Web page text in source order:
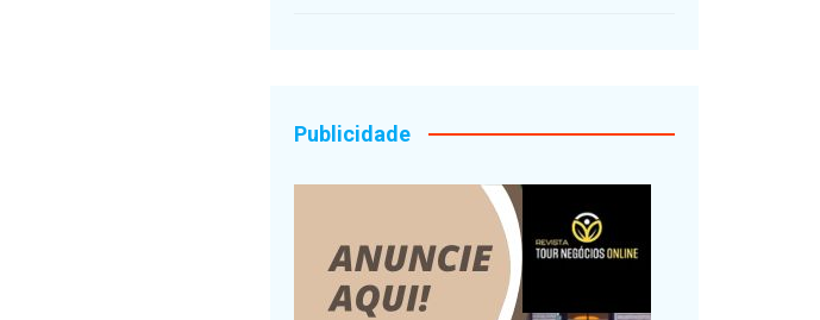
Publicidade